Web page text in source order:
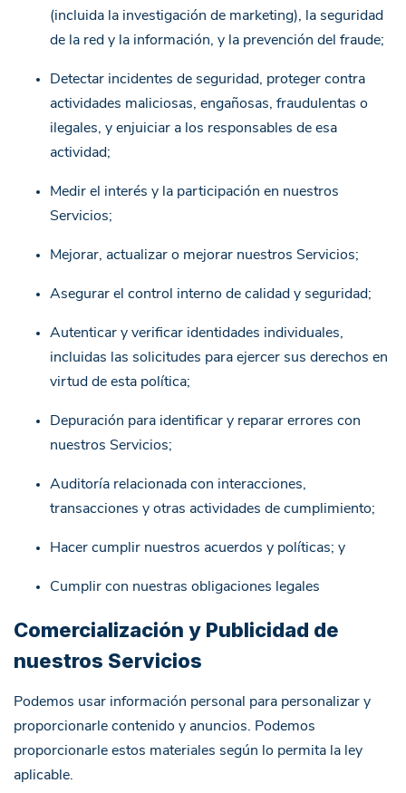
(incluida la investigación de marketing), la seguridad
de la red y la información, y la prevención del fraude;
Detectar incidentes de seguridad, proteger contra
actividades maliciosas, engañosas, fraudulentas o
ilegales, y enjuiciar a los responsables de esa
actividad;
Medir el interés y la participación en nuestros
Servicios;
Mejorar, actualizar o mejorar nuestros Servicios;
Asegurar el control interno de calidad y seguridad;
Autenticar y verificar identidades individuales,
incluidas las solicitudes para ejercer sus derechos en
virtud de esta política;
Depuración para identificar y reparar errores con
nuestros Servicios;
Auditoría relacionada con interacciones,
transacciones y otras actividades de cumplimiento;
Hacer cumplir nuestros acuerdos y políticas; y
Cumplir con nuestras obligaciones legales
Comercialización y Publicidad de
nuestros Servicios
Podemos usar información personal para personalizar y
proporcionarle contenido y anuncios. Podemos
proporcionarle estos materiales según lo permita la ley
aplicable.